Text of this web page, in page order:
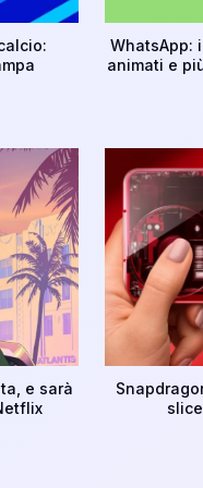
WhatsApp:
animati e
e sarà